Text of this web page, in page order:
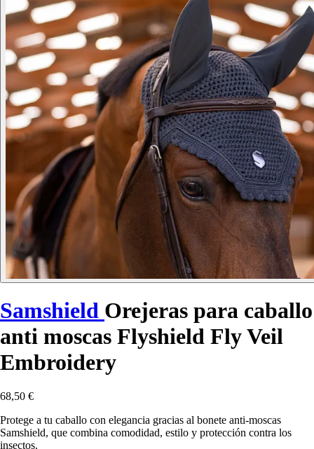
Samshield Orejeras para caballo
anti moscas Flyshield Fly Veil
Embroidery
68,50 €
Protege a tu caballo con elegancia gracias al bonete anti-moscas
Samshield, que combina comodidad, estilo y protección contra los
insectos.